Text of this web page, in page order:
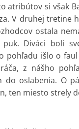
atribútov si však
V druhej tretine
ostala
Diváci boli
pohľadu išlo o
z nášho
do oslabenia. O
ten miesto strely